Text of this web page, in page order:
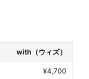
with（ウィズ）
¥4,700